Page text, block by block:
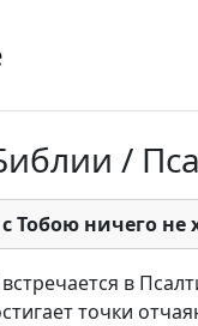
/
Тобою ничего не
встречается в
точки